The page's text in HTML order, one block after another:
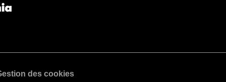
des cookies